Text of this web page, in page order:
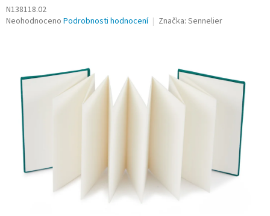
N138118.02
Průměrné
hvězdiček.
Neohodnoceno Podrobnosti hodnocení Značka: Sennelier